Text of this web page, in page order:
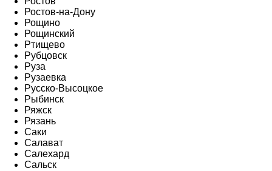
Ростов-на-Дону
Рощино
Рощинский
Ртищево
Рубцовск
Руза
Рузаевка
Русско-Высоцкое
Рыбинск
Ряжск
Рязань
Саки
Салават
Салехард
Сальск